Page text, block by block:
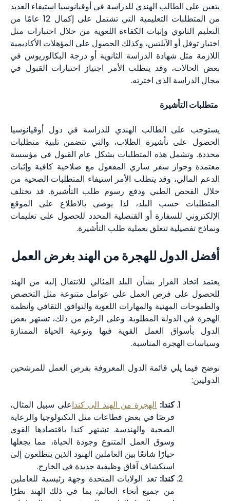
يتعين على الطالب الهندي للدراسة في أوقيانوسيا استيفاء العديد
من المتطلبات التعليمية التي تشتمل على إكمال 12 عامًا من
التعليم الثانوي وإثبات الكفاءة اللغوية من خلال اختبارات مثل
اختبار توفل أو الآيلتس، وكذلك الحصول على المؤهلات الأكاديمية
اللازمة مثل شهادة الدراسة الثانوية أو درجة البكالوريوس في
بعض الحالات، وقد يتطلب الأمر اجتياز اختبارات القبول في
مجال الدراسة الذي اخترته.
متطلبات التأشيرة
يستوجب على الطالب الهندي للدراسة في دول أوقيانوسيا
الحصول على تأشيرة الطلاب، والتي تتضمن تلبية متطلبات
محددة. وتشمل هذه المتطلبات بشكل عام القبول في مؤسسة
معتمدة وجواز سفر ساري المفعول مع صلاحية كافية وإثبات
الدعم المالي، وقد يتطلب الأمر استيفاء المتطلبات الصحية من
خلال الفحص الطبي ودفع رسوم طلب التأشيرة. قد تختلف
المتطلبات حسب البلد، لذا يوصى بالاطلاع على الموقع
الإلكتروني للسفارة أو القنصلية المحدد للحصول على تعليمات
ونماذج تفصيلية تتعلق بعملية طلب التأشيرة.
أفضل الدول للهجرة من الهند بغرض العمل
يعتمد اتخاذ القرار بشأن البلد المثالي للانتقال إليه من الهند
للحصول على فرص العمل على عوامل متنوعة مثل التخصص
والطموحات المهنية والمهارات اللغوية والتوافق الثقافي وأنظمة
الهجرة في الدولة المطلوبة. وعلى الرغم من ذلك، تشتهر بعض
الدول بأسواق العمل القوية فيها ونوعية الحياة الممتازة
وسياسات الهجرة المناسبة.
نوضح فيما يلي قائمة الدول المعروفة بفرص العمل للمرشحين
الدوليين:
كندا: الهجرة من الهند الى كنداعلى سبيل المثال،
فرصًا في بعض قطاعات مثل التكنولوجيا والرعاية
الصحية والهندسة. تشتهر كندا باقتصادها القوي
وسوق العمل المتنوع وجودة الحياة، مما يجعلها
خيارًا شائعًا بين العاملين الهنود الذين يتطلعون إلى
استكشاف آفاق وظيفية جديدة في الخارج.
كندا: تعد الولايات المتحدة وجهة رئيسية للعاملين
من جميع أنحاء العالم، بما في ذلك الهند نظرًا